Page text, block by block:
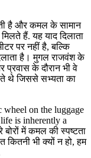
है और कमल के सामान
हैं. यह याद दिलाता
पर नहीं है, बल्कि
है। मुगल राजवंश के
के दौरान भी वे
थे जिससे सभ्यता का
wheel on the luggage
is inherently a
में कमल की स्पष्टता
कितनी भी क्यों न हो, हम